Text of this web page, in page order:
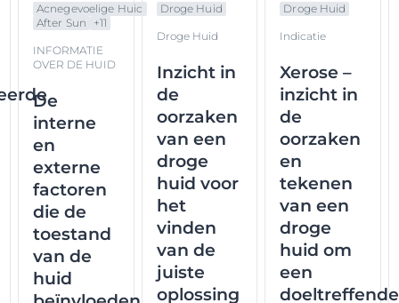
Acnegevoelige Huid
After Sun
+11
INFORMATIE
OVER DE HUID
De
interne
en
externe
factoren
die de
toestand
van de
huid
Droge Huid
Droge Huid
Inzicht in
de
oorzaken
van een
droge
huid voor
het
vinden
van de
juiste
oplossing
Droge Huid
Indicatie
Xerose –
inzicht in
de
oorzaken
en
tekenen
van een
droge
huid om
een